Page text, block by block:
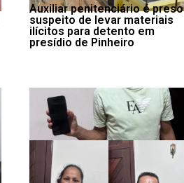
Auxiliar penitenciário é preso
suspeito de levar materiais
ilícitos para detento em
presídio de Pinheiro